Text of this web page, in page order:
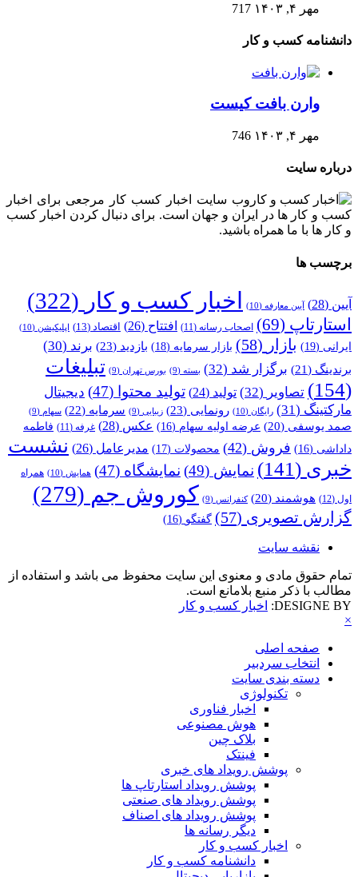
مهر ۴, ۱۴۰۳ 717
دانشنامه کسب و کار
وارن بافت کیست
مهر ۴, ۱۴۰۳ 746
درباره سایت
وب سایت اخبار کسب کار مرجعی برای اخبار
کسب و کار ها در ایران و جهان است. برای دنبال کردن اخبار کسب
و کار ها با ما همراه باشید.
برچسب ها
آیین (28) آیین معارفه (10) اخبار کسب و کار (322)
استارتاپ (69) اصحاب رسانه (11) افتتاح (26) اقتصاد (13) اپلیکیشن (10)
ایرانی (19) بازار (58) بازار سرمایه (18) بازدید (23) برند (30)
برندینگ (21) برگزار شد (32) بسته (9) بورس تهران (9)
تبلیغات
(154)
تصاویر (32) تولید (24) تولید محتوا (47)
دیجیتال
مارکتینگ (31) رایگان (10) رونمایی (23) زیبایی (9) سرمایه (22) سهام (9)
صمد یوسفی (20) عرضه اولیه سهام (16) عکس (28) غرفه (11)
فاطمه
داداشی (16) فروش (42) محصولات (17) مدیرعامل (26)
نشست
خبری (141) نمایش (49) نمایشگاه (47) همایش (10) همراه
اول (12) هوشمند (20) کنفرانس (9) کوروش جم (279)
گزارش تصویری (57) گفتگو (16)
نقشه سایت
تمام حقوق مادی و معنوی این سایت محفوظ می باشد و استفاده از
مطالب با ذکر منبع بلامانع است.
DESIGNE BY:
اخبار کسب و کار
×
صفحه اصلی
انتخاب سردبیر
دسته بندی سایت
تکنولوژی
اخبار فناوری
هوش مصنوعی
بلاک چین
فینتک
پوشش رویداد های خبری
پوشش رویداد استارتاپ ها
پوشش رویداد های صنعتی
پوشش رویداد های اصناف
دیگر رسانه ها
اخبار کسب و کار
دانشنامه کسب و کار